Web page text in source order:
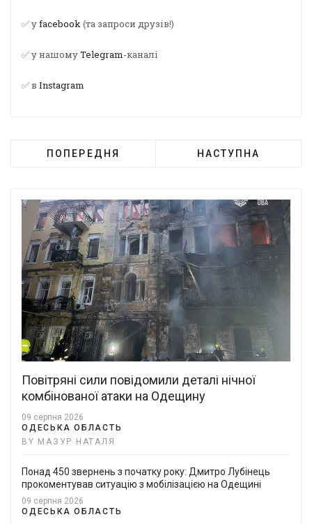
✅ уfacebook(та запроси друзів!)
✅ у нашомуTelegram-каналі
✅ в Instagram
ПОПЕРЕДНЯ НАСТУПНА
Повітряні сили повідомили деталі нічної
комбінованої атаки на Одещину
09 серпня 2026
ОДЕСЬКА ОБЛАСТЬ
BY МАЗУР НАТАЛЯ
Понад 450 звернень з початку року: Дмитро Лубінець
прокоментував ситуацію з мобілізацією на Одещині
09 серпня 2026
ОДЕСЬКА ОБЛАСТЬ